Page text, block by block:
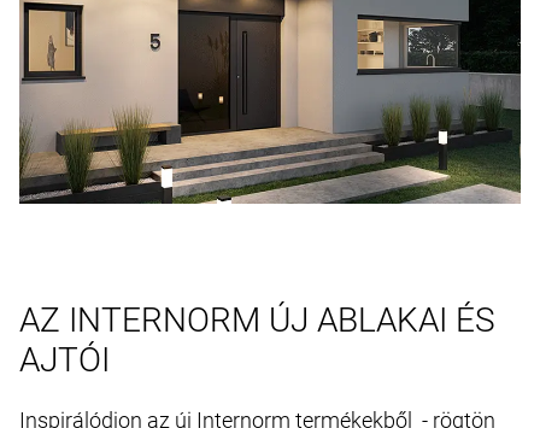
AZ INTERNORM ÚJ ABLAKAI ÉS
AJTÓI
Inspirálódjon az új Internorm termékekből - rögtön